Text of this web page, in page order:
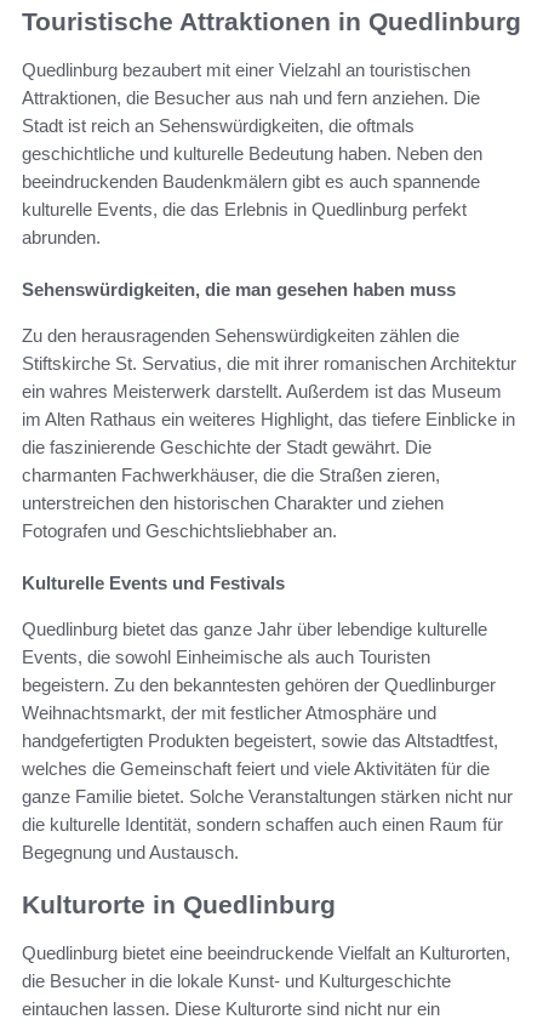
Touristische Attraktionen in Quedlinburg
Quedlinburg bezaubert mit einer Vielzahl an touristischen
Attraktionen, die Besucher aus nah und fern anziehen. Die
Stadt ist reich an Sehenswürdigkeiten, die oftmals
geschichtliche und kulturelle Bedeutung haben. Neben den
beeindruckenden Baudenkmälern gibt es auch spannende
kulturelle Events, die das Erlebnis in Quedlinburg perfekt
abrunden.
Sehenswürdigkeiten, die man gesehen haben muss
Zu den herausragenden Sehenswürdigkeiten zählen die
Stiftskirche St. Servatius, die mit ihrer romanischen Architektur
ein wahres Meisterwerk darstellt. Außerdem ist das Museum
im Alten Rathaus ein weiteres Highlight, das tiefere Einblicke in
die faszinierende Geschichte der Stadt gewährt. Die
charmanten Fachwerkhäuser, die die Straßen zieren,
unterstreichen den historischen Charakter und ziehen
Fotografen und Geschichtsliebhaber an.
Kulturelle Events und Festivals
Quedlinburg bietet das ganze Jahr über lebendige kulturelle
Events, die sowohl Einheimische als auch Touristen
begeistern. Zu den bekanntesten gehören der Quedlinburger
Weihnachtsmarkt, der mit festlicher Atmosphäre und
handgefertigten Produkten begeistert, sowie das Altstadtfest,
welches die Gemeinschaft feiert und viele Aktivitäten für die
ganze Familie bietet. Solche Veranstaltungen stärken nicht nur
die kulturelle Identität, sondern schaffen auch einen Raum für
Begegnung und Austausch.
Kulturorte in Quedlinburg
Quedlinburg bietet eine beeindruckende Vielfalt an Kulturorten,
die Besucher in die lokale Kunst- und Kulturgeschichte
eintauchen lassen. Diese Kulturorte sind nicht nur ein